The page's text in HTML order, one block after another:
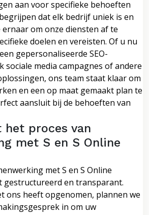
aan voor specifieke behoeften
dat elk bedrijf uniek is en
om onze diensten af te
doelen en vereisten. Of u nu
gepersonaliseerde SEO-
sociale media campagnes of andere
ons team staat klaar om
en een op maat gemaakt plan te
aansluit bij de behoeften van
het proces van
met S en S Online
met S en S Online
en transparant.
ons heeft opgenomen, plannen we
in om uw